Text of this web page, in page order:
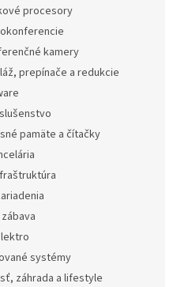
procesory
kamery
prepínače a redukcie
pamäte a čítačky
systémy
záhrada a lifestyle